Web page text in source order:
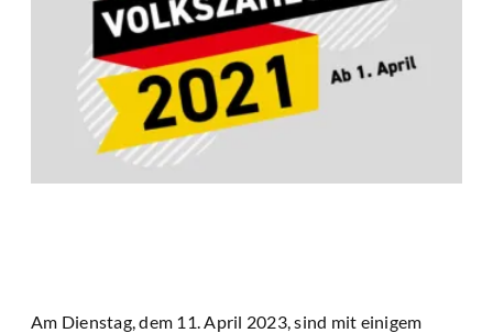
Am Dienstag, dem 11. April 2023, sind mit einigem